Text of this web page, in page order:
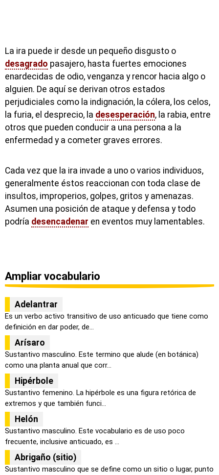
La ira puede ir desde un pequeño disgusto o
desagrado pasajero, hasta fuertes emociones
enardecidas de odio, venganza y rencor hacia algo o
alguien. De aquí se derivan otros estados
perjudiciales como la indignación, la cólera, los celos,
la furia, el desprecio, la desesperación, la rabia, entre
otros que pueden conducir a una persona a la
enfermedad y a cometer graves errores.
Cada vez que la ira invade a uno o varios individuos,
generalmente éstos reaccionan con toda clase de
insultos, improperios, golpes, gritos y amenazas.
Asumen una posición de ataque y defensa y todo
podría desencadenar en eventos muy lamentables.
Ampliar vocabulario
Adelantrar
Es un verbo activo transitivo de uso anticuado que tiene como
definición en dar poder, de...
Arísaro
Sustantivo masculino. Este termino que alude (en botánica)
como una planta anual que corr...
Hipérbole
Sustantivo femenino. La hipérbole es una figura retórica de
extremos y que también funci...
Helón
Sustantivo masculino. Este vocabulario es de uso poco
frecuente, inclusive anticuado, es ...
Abrigaño (sitio)
Sustantivo masculino que se define como un sitio o lugar, punto